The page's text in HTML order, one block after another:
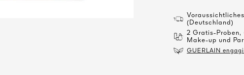
(Deutschland)
2 Gratis-Proben,
Make-up und
GUERLAIN